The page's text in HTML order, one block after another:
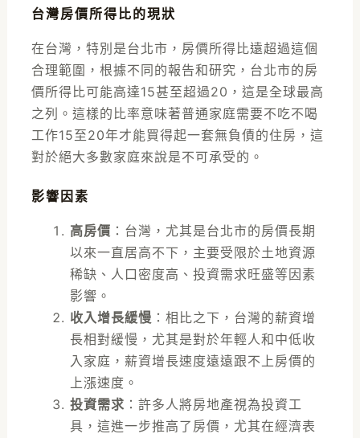
台灣房價所得比的現狀
在台灣，特別是台北市，房價所得比遠超過這個
合理範圍，根據不同的報告和研究，台北市的房
價所得比可能高達15甚至超過20，這是全球最高
之列。這樣的比率意味著普通家庭需要不吃不喝
工作15至20年才能買得起一套無負債的住房，這
對於絕大多數家庭來說是不可承受的。
影響因素
高房價 ：台灣，尤其是台北市的房價長期
以來一直居高不下，主要受限於土地資源
稀缺、人口密度高、投資需求旺盛等因素
影響。
收入增長緩慢 ：相比之下，台灣的薪資增
長相對緩慢，尤其是對於年輕人和中低收
入家庭，薪資增長速度遠遠跟不上房價的
上漲速度。
投資需求 ：許多人將房地產視為投資工
具，這進一步推高了房價，尤其在經濟表